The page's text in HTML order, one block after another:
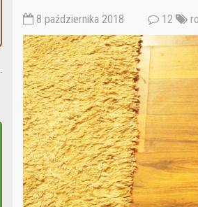
8 października 2018 12